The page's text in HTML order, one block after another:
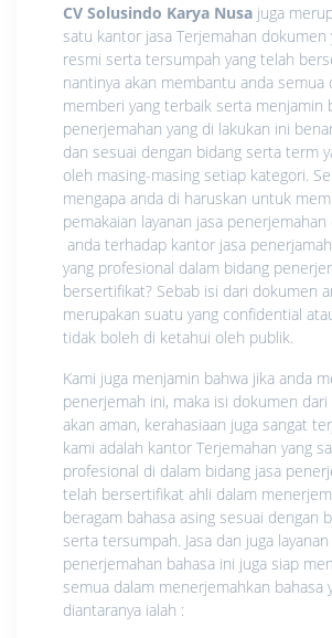
CV Solusindo Karya Nusa juga
satu kantor jasa Terjemahan dokumen
resmi serta tersumpah yang telah
nantinya akan membantu anda semua
memberi yang terbaik serta menjamin
penerjemahan yang di lakukan ini
dan sesuai dengan bidang serta term
oleh masing-masing setiap kategori.
mengapa anda di haruskan untuk
pemakaian layanan jasa
anda terhadap kantor jasa
yang profesional dalam bidang
bersertifikat? Sebab isi dari dokumen
merupakan suatu yang confidential
tidak boleh di ketahui oleh publik.
Kami juga menjamin bahwa jika anda
penerjemah ini, maka isi dokumen
akan aman, kerahasiaan juga sangat
kami adalah kantor Terjemahan yang
profesional di dalam bidang jasa
telah bersertifikat ahli dalam
beragam bahasa asing sesuai dengan
serta tersumpah. Jasa dan juga layanan
penerjemahan bahasa ini juga siap
semua dalam menerjemahkan bahasa
diantaranya ialah :